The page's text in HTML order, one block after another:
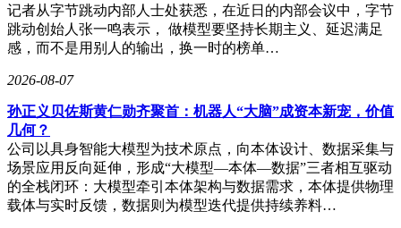
外呼转化模块的升级聚焦经验沉淀与效率提升。新版本支持录
音连续播放与批量下载，新增"是否真人接听""执行方式"等多
维度筛选条件。某教育机构应用后，优秀话术复用率提升
65%，客户拒绝原因分析效率提高3倍。系统通过卡片式时间
端数据与底层系统实时一致。
任务执行逻辑的重构是本次升级的另一亮点。系统将"每日搜
索数量"调整为"目标线索量"，取消搜索次数限制，同时新增
内容发布时间与省份的多选筛选功能。某汽车经销商通过精准
定位近7日发布内容的本地客户，线索转化率提升28%。社媒
记者从字节跳动内部人士处获悉，在近日的内部会议中，字节
跳动创始人张一鸣表示， 做模型要坚持长期主义、延迟满足
感，而不是用别人的输出，换一时的榜单…
2026-08-07
孙正义贝佐斯黄仁勋齐聚首：机器人“大脑”成资本新宠，价值
几何？
公司以具身智能大模型为技术原点，向本体设计、数据采集与
场景应用反向延伸，形成“大模型—本体—数据”三者相互驱动
的全栈闭环：大模型牵引本体架构与数据需求，本体提供物理
载体与实时反馈，数据则为模型迭代提供持续养料…